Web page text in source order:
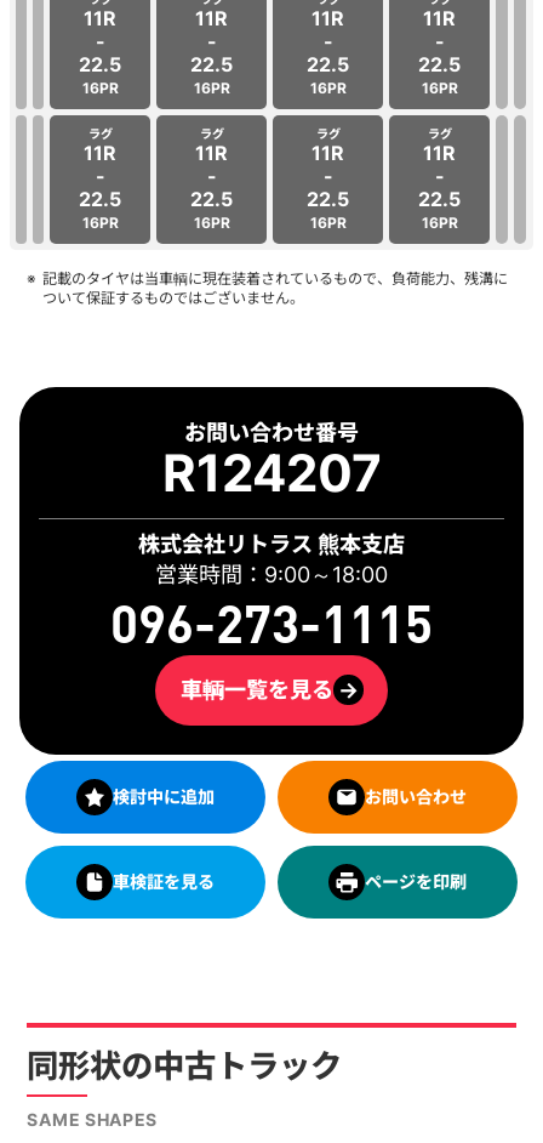
お問い合わせ番号
R124207
株式会社リトラス 熊本支店
営業時間：9:00～18:00
096-273-1115
車輌一覧を見る →
検討中に追加 お問い合わせ
車検証を見る ページを印刷
11R
-
22.5
16PR
11R
-
22.5
16PR
11R
-
22.5
16PR
11R
-
22.5
16PR
ラグ
11R
-
22.5
16PR
ラグ
11R
-
22.5
16PR
ラグ
11R
-
22.5
16PR
ラグ
11R
-
22.5
16PR
記載のタイヤは当車輌に現在装着されているもので、負荷能力、残溝に
ついて保証するものではございません。
同形状の中古トラック
SAME SHAPES